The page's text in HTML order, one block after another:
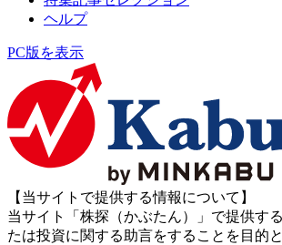
ヘルプ
PC版を表示
【当サイトで提供する情報について】
当サイト「株探（かぶたん）」で提供す
たは投資に関する助言をすることを目的